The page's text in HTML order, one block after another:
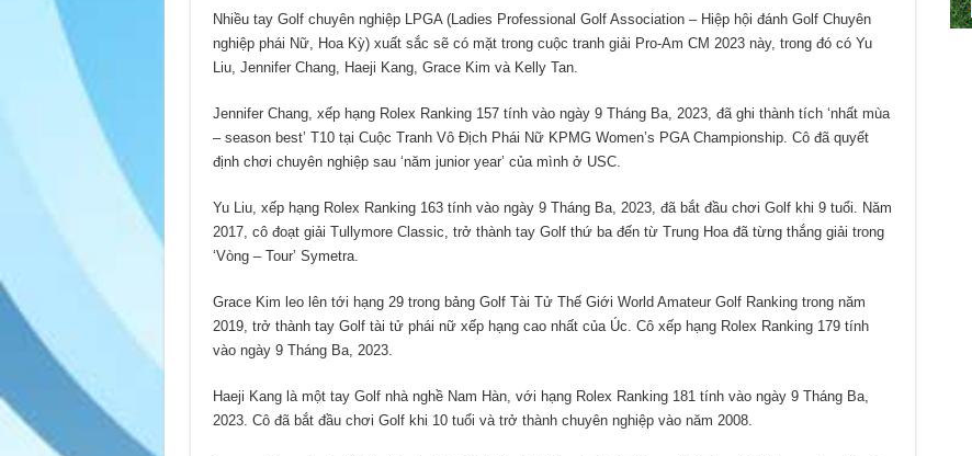
Nhiều tay Golf chuyên nghiệp LPGA (Ladies Professional Golf Association – Hiệp hội đánh Golf Chuyên
nghiệp phái Nữ, Hoa Kỳ) xuất sắc sẽ có mặt trong cuộc tranh giải Pro-Am CM 2023 này, trong đó có Yu
Liu, Jennifer Chang, Haeji Kang, Grace Kim và Kelly Tan.
Jennifer Chang, xếp hạng Rolex Ranking 157 tính vào ngày 9 Tháng Ba, 2023, đã ghi thành tích ‘nhất mùa
– season best’ T10 tại Cuộc Tranh Vô Địch Phái Nữ KPMG Women’s PGA Championship. Cô đã quyết
định chơi chuyên nghiệp sau ‘năm junior year’ của mình ở USC.
Yu Liu, xếp hạng Rolex Ranking 163 tính vào ngày 9 Tháng Ba, 2023, đã bắt đầu chơi Golf khi 9 tuổi. Năm
2017, cô đoạt giải Tullymore Classic, trở thành tay Golf thứ ba đến từ Trung Hoa đã từng thắng giải trong
‘Vòng – Tour’ Symetra.
Grace Kim leo lên tới hạng 29 trong bảng Golf Tài Tử Thế Giới World Amateur Golf Ranking trong năm
2019, trở thành tay Golf tài tử phái nữ xếp hạng cao nhất của Úc. Cô xếp hạng Rolex Ranking 179 tính
vào ngày 9 Tháng Ba, 2023.
Haeji Kang là một tay Golf nhà nghề Nam Hàn, với hạng Rolex Ranking 181 tính vào ngày 9 Tháng Ba,
2023. Cô đã bắt đầu chơi Golf khi 10 tuổi và trở thành chuyên nghiệp vào năm 2008.